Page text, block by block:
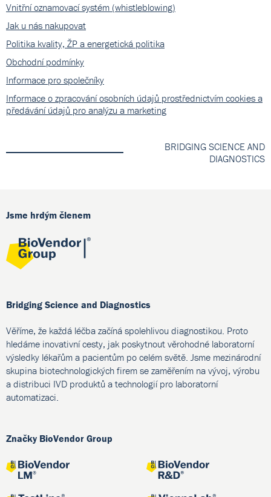
Vnitřní oznamovací systém (whistleblowing)
Jak u nás nakupovat
Politika kvality, ŽP a energetická politika
Obchodní podmínky
Informace pro společníky
Informace o zpracování osobních údajů prostřednictvím cookies a
předávání údajů pro analýzu a marketing
BRIDGING SCIENCE AND
DIAGNOSTICS
Jsme hrdým členem
Bridging Science and Diagnostics
Věříme, že každá léčba začíná spolehlivou diagnostikou. Proto
hledáme inovativní cesty, jak poskytnout věrohodné laboratorní
výsledky lékařům a pacientům po celém světě. Jsme mezinárodní
skupina biotechnologických firem se zaměřením na vývoj, výrobu
a distribuci IVD produktů a technologií pro laboratorní
automatizaci.
Značky BioVendor Group